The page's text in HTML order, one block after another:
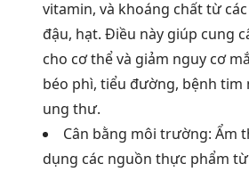
vitamin, và khoáng chất từ
đậu, hạt. Điều này giúp cung
cho cơ thể và giảm nguy cơ
béo phì, tiểu đường, bệnh tim
ung thư.
Cân bằng môi trường: Ẩm
dụng các nguồn thực phẩm